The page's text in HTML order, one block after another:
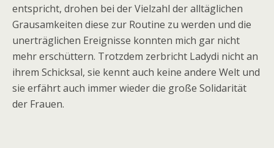
entspricht, drohen bei der Vielzahl der alltäglichen
Grausamkeiten diese zur Routine zu werden und die
unerträglichen Ereignisse konnten mich gar nicht
mehr erschüttern. Trotzdem zerbricht Ladydi nicht an
ihrem Schicksal, sie kennt auch keine andere Welt und
sie erfährt auch immer wieder die große Solidarität
der Frauen.